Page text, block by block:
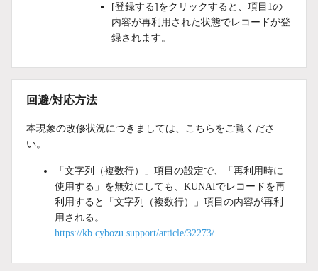
[登録する]をクリックすると、項目1の
内容が再利用された状態でレコードが登
録されます。
回避/対応方法
本現象の改修状況につきましては、こちらをご覧くださ
い。
「文字列（複数行）」項目の設定で、「再利用時に
使用する」を無効にしても、KUNAIでレコードを再
利用すると「文字列（複数行）」項目の内容が再利
用される。
https://kb.cybozu.support/article/32273/